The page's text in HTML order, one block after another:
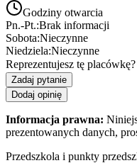
Godziny otwarcia
Pn.-Pt.:Brak informacji
Sobota:Nieczynne
Niedziela:Nieczynne
Reprezentujesz tę placówkę?
Zadaj pytanie
Dodaj opinię
Informacja prawna:
prezentowanych danych,
Przedszkola i punkty